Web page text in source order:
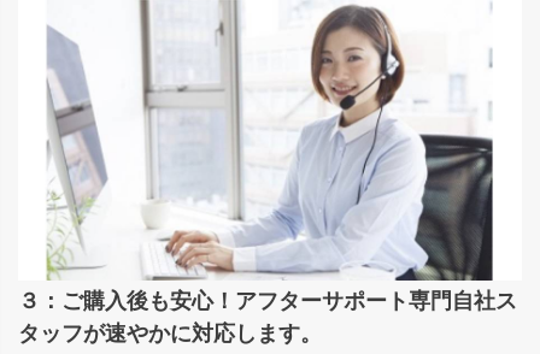
３：ご購入後も安心！アフターサポート専門自社ス
タッフが速やかに対応します。